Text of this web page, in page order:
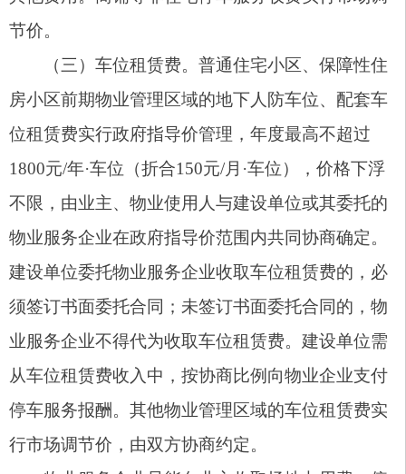
乡镇（街道）统筹，联合发改、住建、市场监管等
行业主管部门开展联合行政调解，依法依规协调解
决争议问题；
3.司法兜底保障：行政调解无法达成共识的，
依法引导当事人通过仲裁、司法诉讼等法定途径妥
四、规范管理与工作要求
各乡镇（街道）、市直相关单位、各物业服务
企业要严格对标自治区物业管理条例、物业服务收
费管理办法等相关规定，压紧压实属地管理责任、
部门监管责任、企业主体责任，建立规范化、常态
务质价配备、群众权益得到充分保障。
（一）规范服务标准，全面公开公示。各物业
服务企业必须严格执行《住宅物业服务标准》
（XJJ056—2019）及物业服务合同约定，按对应服
务等级提供标准化、规范化服务，实现质价相符。